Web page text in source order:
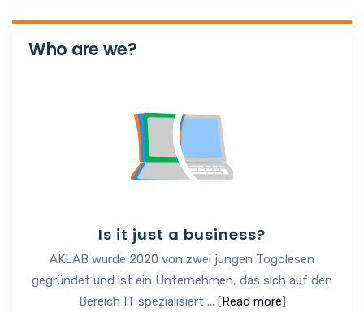
Who are we?
Is it just a business?
AKLAB wurde 2020 von zwei jungen Togolesen
gegründet und ist ein Unternehmen, das sich auf den
Bereich IT spezialisiert ... [Read more]